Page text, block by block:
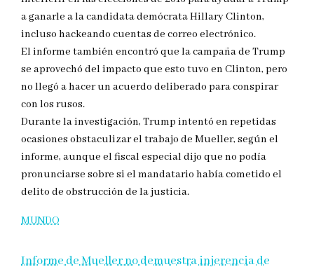
a ganarle a la candidata demócrata Hillary Clinton,
incluso hackeando cuentas de correo electrónico.
El informe también encontró que la campaña de Trump
se aprovechó del impacto que esto tuvo en Clinton, pero
no llegó a hacer un acuerdo deliberado para conspirar
con los rusos.
Durante la investigación, Trump intentó en repetidas
ocasiones obstaculizar el trabajo de Mueller, según el
informe, aunque el fiscal especial dijo que no podía
pronunciarse sobre si el mandatario había cometido el
delito de obstrucción de la justicia.
MUNDO
Informe de Mueller no demuestra injerencia de